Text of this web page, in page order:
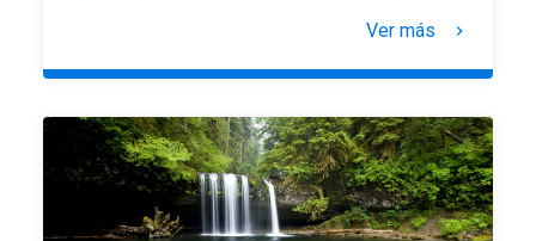
Ver más keyboard_arrow_right